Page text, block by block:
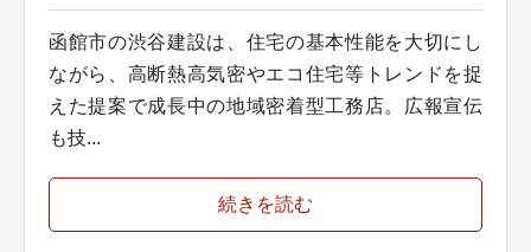
函館市の渋谷建設は、住宅の基本性能を大切にし
ながら、高断熱高気密やエコ住宅等トレンドを捉
えた提案で成長中の地域密着型工務店。広報宣伝
も技...
続きを読む